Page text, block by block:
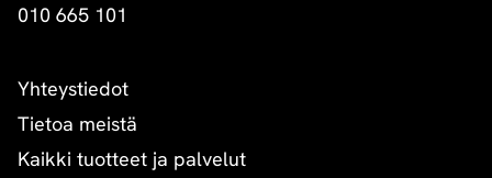
010 665 101
Yhteystiedot
Tietoa meistä
Kaikki tuotteet ja palvelut